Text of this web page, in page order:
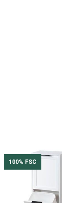
100% FSC